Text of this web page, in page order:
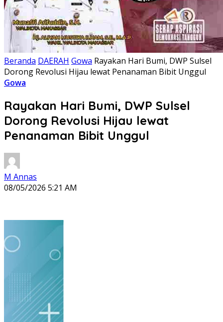
Beranda DAERAH Gowa Rayakan Hari Bumi, DWP Sulsel
Dorong Revolusi Hijau lewat Penanaman Bibit Unggul
Gowa
Rayakan Hari Bumi, DWP Sulsel
Dorong Revolusi Hijau lewat
Penanaman Bibit Unggul
M Annas
08/05/2026 5:21 AM